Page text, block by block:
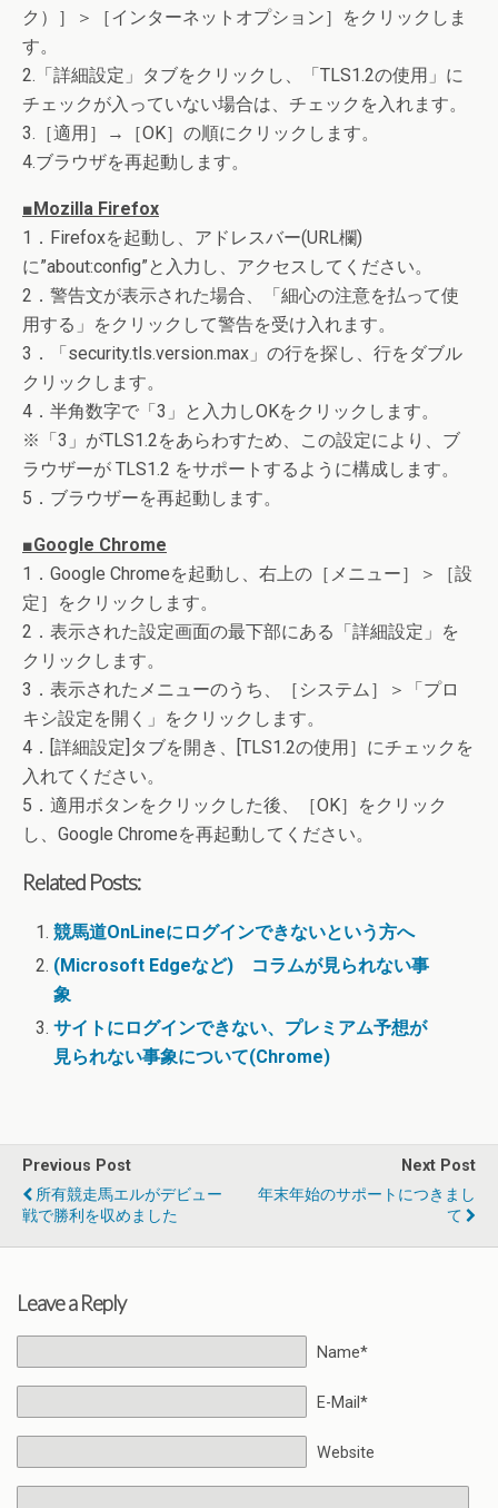
ク）］＞［インターネットオプション］をクリックしま
す。
2.「詳細設定」タブをクリックし、「TLS1.2の使用」に
チェックが入っていない場合は、チェックを入れます。
3.［適用］→［OK］の順にクリックします。
4.ブラウザを再起動します。
■Mozilla Firefox
1．Firefoxを起動し、アドレスバー(URL欄)
に”about:config”と入力し、アクセスしてください。
2．警告文が表示された場合、「細心の注意を払って使
用する」をクリックして警告を受け入れます。
3．「security.tls.version.max」の行を探し、行をダブル
クリックします。
4．半角数字で「3」と入力しOKをクリックします。
※「3」がTLS1.2をあらわすため、この設定により、ブ
ラウザーが TLS1.2 をサポートするように構成します。
5．ブラウザーを再起動します。
■Google Chrome
1．Google Chromeを起動し、右上の［メニュー］＞［設
定］をクリックします。
2．表示された設定画面の最下部にある「詳細設定」を
クリックします。
3．表示されたメニューのうち、［システム］＞「プロ
キシ設定を開く」をクリックします。
4．[詳細設定]タブを開き、[TLS1.2の使用］にチェックを
入れてください。
5．適用ボタンをクリックした後、［OK］をクリック
し、Google Chromeを再起動してください。
Related Posts:
競馬道OnLineにログインできないという方へ
(Microsoft Edgeなど) コラムが見られない事
象
サイトにログインできない、プレミアム予想が
見られない事象について(Chrome)
Previous Post
所有競走馬エルがデビュー
戦で勝利を収めました
Next Post
年末年始のサポートにつきまし
て
Leave a Reply
Name*
E-Mail*
Website